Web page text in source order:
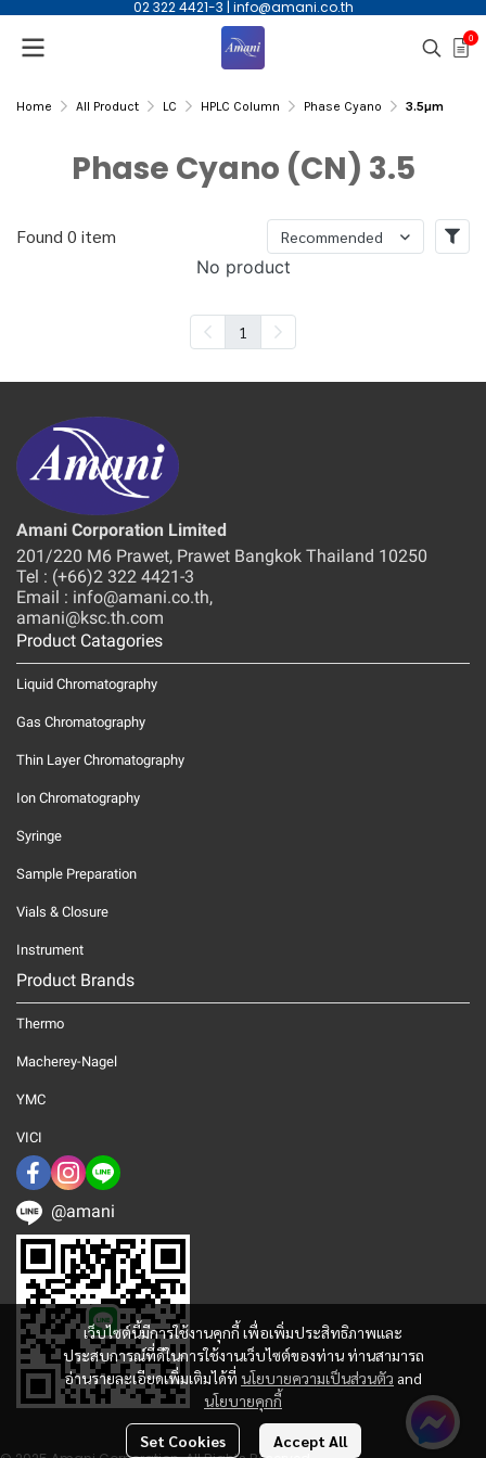
02 322 4421-3 | info@amani.co.th
0
Home All Product LC HPLC Column Phase Cyano 3.5µm
Phase Cyano (CN) 3.5
Found 0 item Recommended
No product
1
เว็บไซต์นี้มีการใช้งานคุกกี้ เพื่อเพิ่มประสิทธิภาพและ
ประสบการณ์ที่ดีในการใช้งานเว็บไซต์ของท่าน ท่านสามารถ
อ่านรายละเอียดเพิ่มเติมได้ที่ นโยบายความเป็นส่วนตัว and
นโยบายคุกกี้
Set Cookies Accept All
Amani Corporation Limited
201/220 M6 Prawet, Prawet Bangkok Thailand 10250
Tel : (+66)2 322 4421-3
Email : info@amani.co.th,
amani@ksc.th.com
Product Catagories
Liquid Chromatography
Gas Chromatography
Thin Layer Chromatography
Ion Chromatography
Syringe
Sample Preparation
Vials & Closure
Instrument
Product Brands
Thermo
Macherey-Nagel
YMC
VICI
@amani